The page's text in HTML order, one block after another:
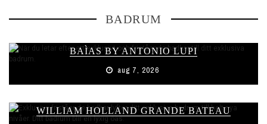
BADRUM
BAÌAS BY ANTONIO LUPI
aug 7, 2026
WILLIAM HOLLAND GRANDE BATEAU